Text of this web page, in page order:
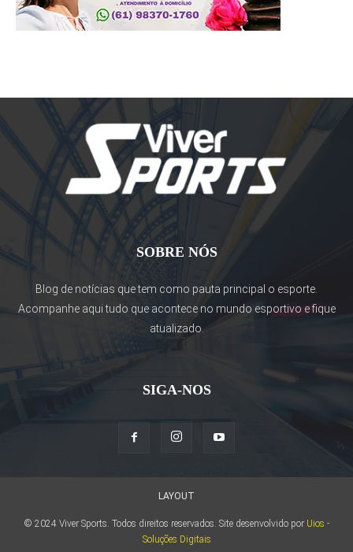
SOBRE NÓS
Blog de notícias que tem como pauta principal o esporte.
Acompanhe aqui tudo que acontece no mundo esportivo e fique
atualizado.
SIGA-NOS
LAYOUT
© 2024 Viver Sports. Todos direitos reservados. Site desenvolvido por Uios -
Soluções Digitais